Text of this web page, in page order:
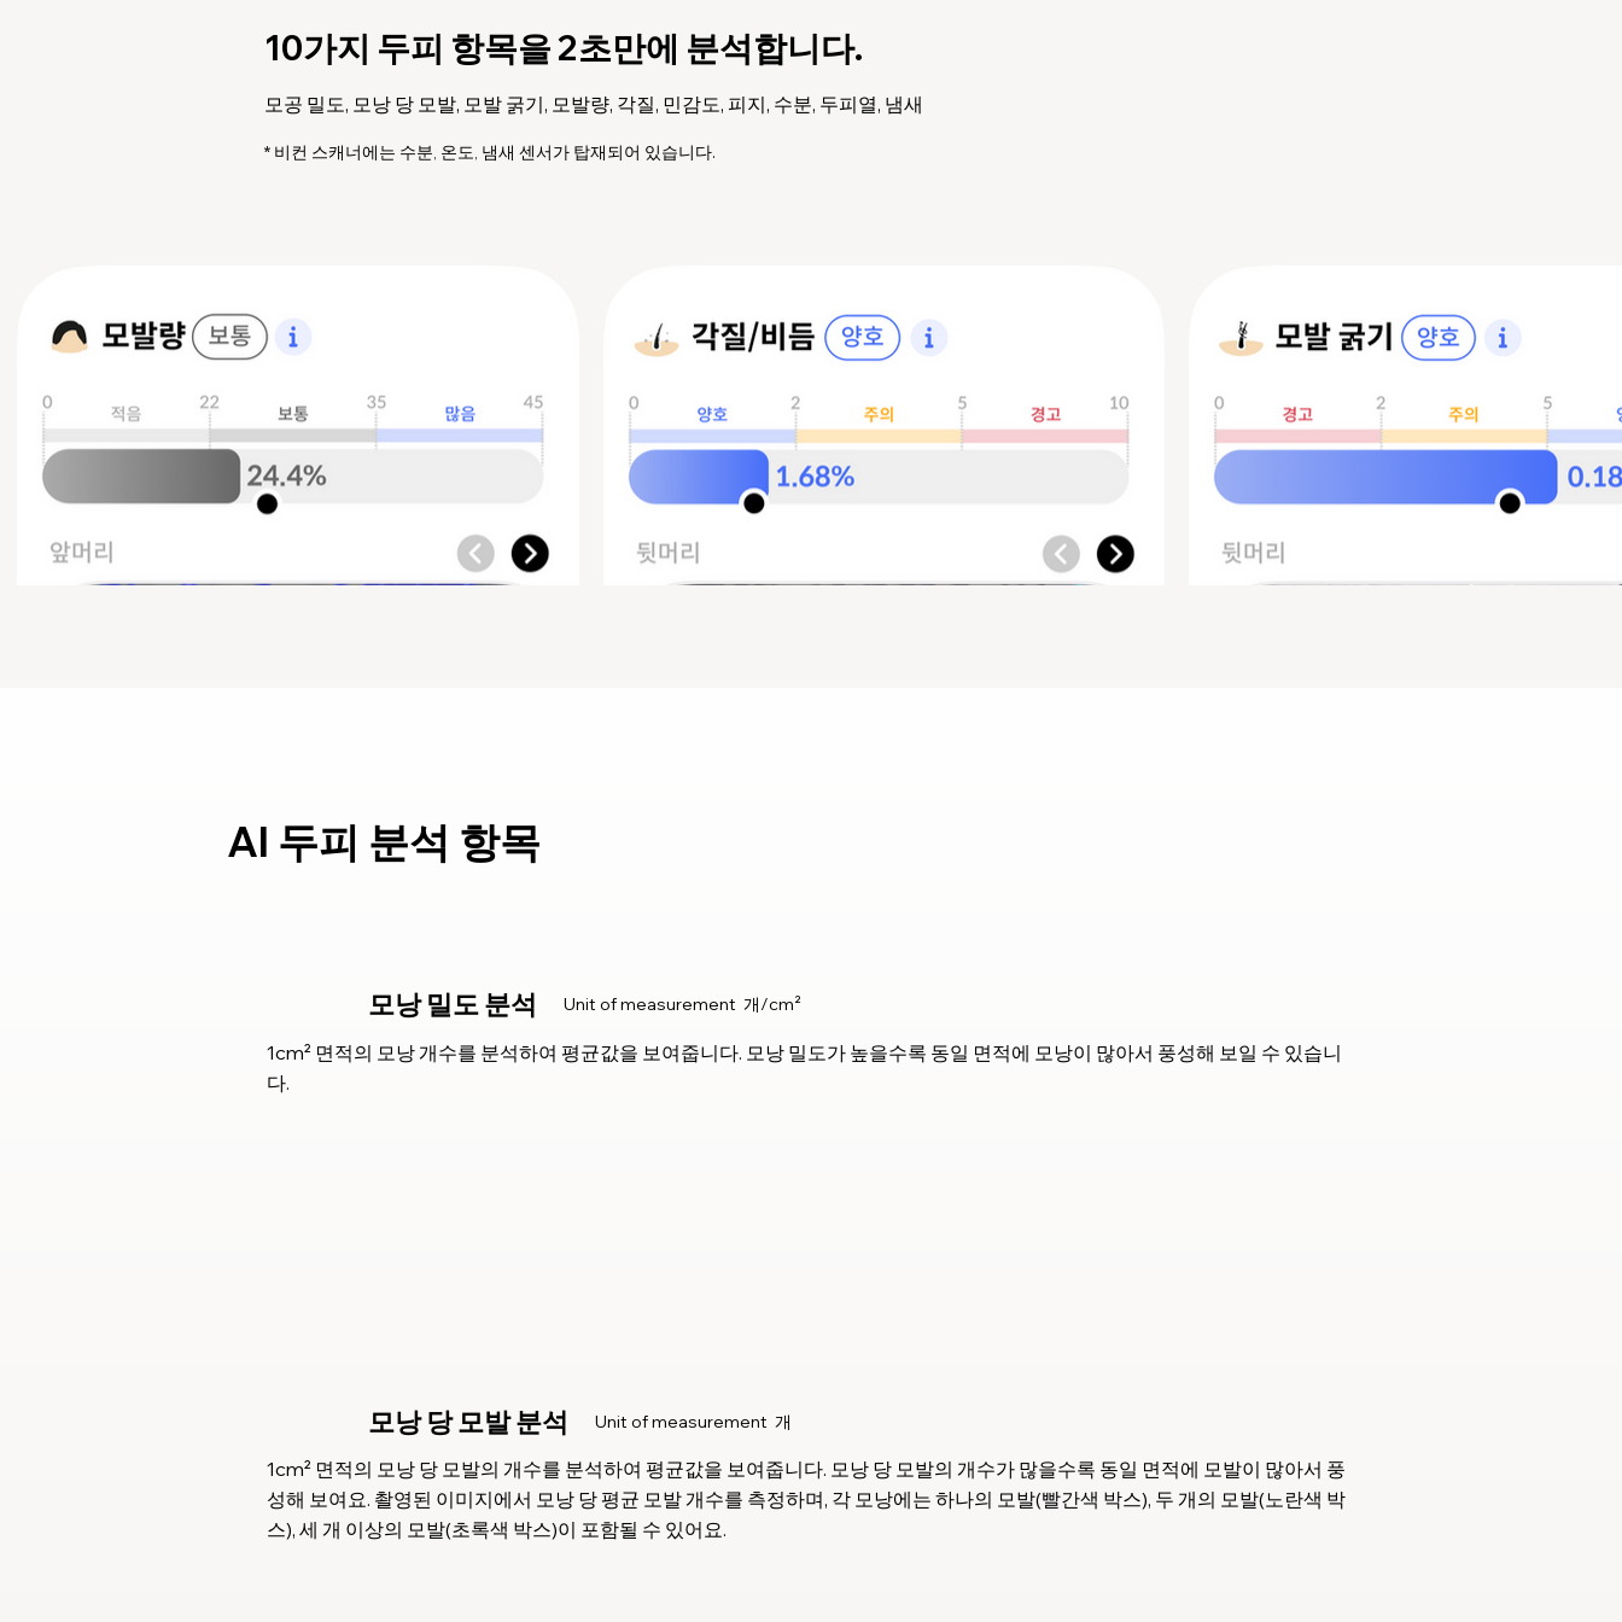
10가지 두피 항목을 2초만에 분석합니다.
모공 밀도, 모낭 당 모발, 모발 굵기, 모발량, 각질, 민감도, 피지, 수분, 두피열, 냄새
​* 비컨 스캐너에는 수분, 온도, 냄새 센서가 탑재되어 있습니다.
AI 두피 분석 항목
모낭 밀도 분석 Unit of measurement 개/cm²
1cm² 면적의 모낭 개수를 분석하여 평균값을 보여줍니다. 모낭 밀도가 높을수록 동일 면적에 모낭이 많아서 풍성해 보일 수 있습니
다.
모낭 당 모발 분석 Unit of measurement 개
1cm² 면적의 모낭 당 모발의 개수를 분석하여 평균값을 보여줍니다. 모낭 당 모발의 개수가 많을수록 동일 면적에 모발이 많아서 풍
성해 보여요. 촬영된 이미지에서 모낭 당 평균 모발 개수를 측정하며, 각 모낭에는 하나의 모발(빨간색 박스), 두 개의 모발(노란색 박
스), 세 개 이상의 모발(초록색 박스)이 포함될 수 있어요.